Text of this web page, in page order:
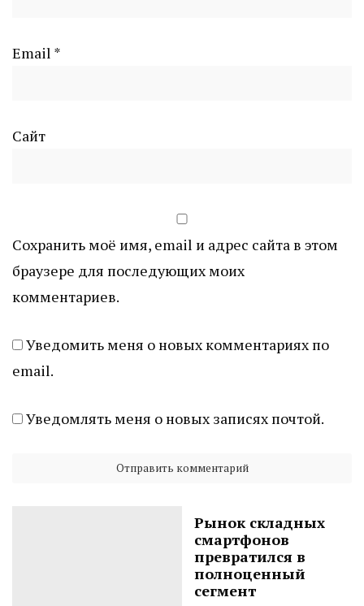
Email *
Сайт
Сохранить моё имя, email и адрес сайта в этом
браузере для последующих моих
комментариев.
Уведомить меня о новых комментариях по
email.
Уведомлять меня о новых записях почтой.
Рынок складных
смартфонов
превратился в
полноценный
сегмент